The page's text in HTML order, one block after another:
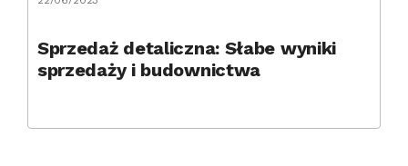
Sprzedaż detaliczna: Słabe wyniki
sprzedaży i budownictwa